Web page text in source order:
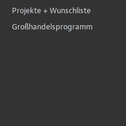
Projekte + Wunschliste
Großhandelsprogramm